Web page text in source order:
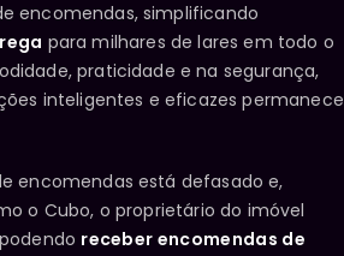
encomendas, simplificando
para milhares de lares em todo o
praticidade e na segurança,
inteligentes e eficazes permanece
encomendas está defasado e,
o Cubo, o proprietário do imóvel
receber encomendas de